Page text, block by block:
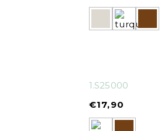
1.S25000
€17,90